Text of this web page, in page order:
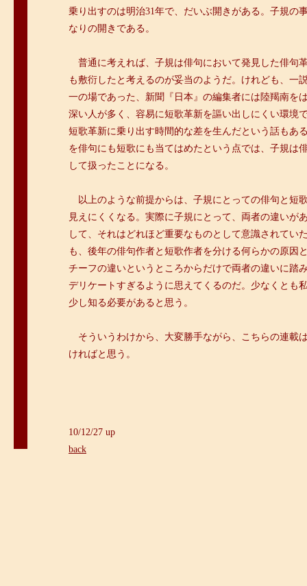
乗り出すのは明治31年で、だいぶ開きがある。子規の
なりの開きである。
普通に考えれば、子規は俳句において発見した俳句
も敷衍したと考えるのが妥当のようだ。けれども、一
一の場であった、新聞『日本』の編集者には陸羯南を
深い人が多く、容易に短歌革新を謳い出しにくい環境
短歌革新に乗り出す時間的な差を生んだという話もあ
を俳句にも短歌にも当てはめたという点では、子規は
して扱ったことになる。
以上のような前提からは、子規にとっての俳句と短
見えにくくなる。実際に子規にとって、両者の違いが
して、それはどれほど重要なものとして意識されてい
も、後年の俳句作者と短歌作者を分ける何らかの原因
チーフの違いというところからだけで両者の違いに踏
デリケートすぎるように思えてくるのだ。少なくとも
少し知る必要があると思う。
そういうわけから、大変勝手ながら、こちらの連載
ければと思う。
10/12/27 up
back